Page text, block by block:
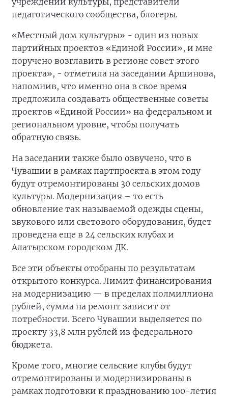
педагогического сообщества, блогеры.
«Местный дом культуры» - один из новых
партийных проектов «Единой России», и мне
поручено возглавить в регионе совет этого
проекта», - отметила на заседании Аршинова,
напомнив, что именно она в свое время
предложила создавать общественные советы
проектов «Единой России» на федеральном и
региональном уровне, чтобы получать
обратную связь.
На заседании также было озвучено, что в
Чувашии в рамках партпроекта в этом году
будут отремонтированы 30 сельских домов
культуры. Модернизация – то есть
обновление так называемой одежды сцены,
звукового или светового оборудования, будет
проведена еще в 24 сельских клубах и
Алатырском городском ДК.
Все эти объекты отобраны по результатам
открытого конкурса. Лимит финансирования
на модернизацию — в пределах полмиллиона
рублей, сумма на ремонт зависит от
потребности. Всего Чувашии выделяется по
проекту 33,8 млн рублей из федерального
бюджета.
Кроме того, многие сельские клубы будут
отремонтированы и модернизированы в
рамках подготовки к празднованию 100-летия